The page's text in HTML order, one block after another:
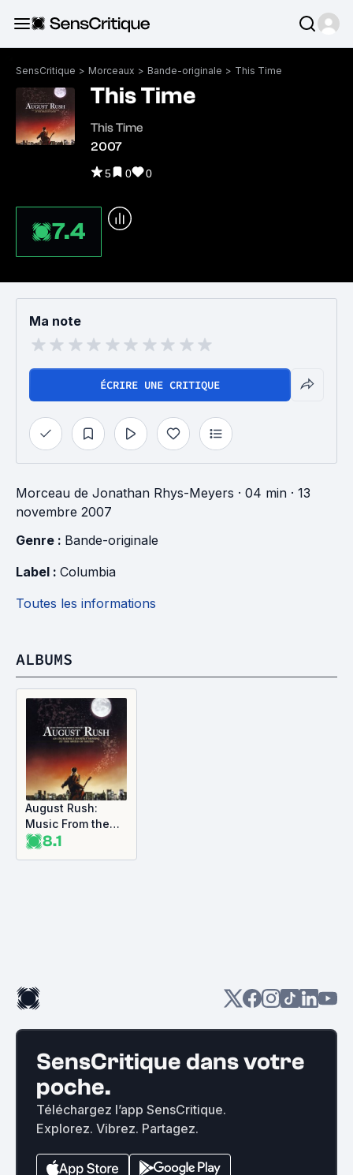
SensCritique > Morceaux > Bande-originale > This Time
This Time
This Time
2007
5 0 0
7.4
Ma note
ÉCRIRE UNE CRITIQUE
Morceau de Jonathan Rhys-Meyers · 04 min · 13
novembre 2007
Genre : Bande-originale
Label : Columbia
Toutes les informations
ALBUMS
August Rush:
Music From the
Motion Picture
8.1
SensCritique dans votre
poche.
Téléchargez l’app SensCritique.
Explorez. Vibrez. Partagez.